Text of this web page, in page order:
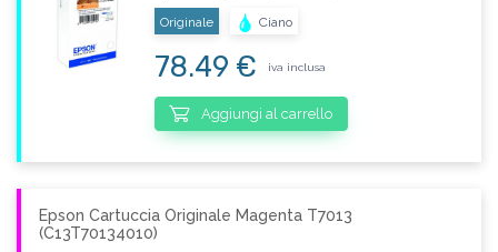
Originale Ciano
78.49 € iva inclusa
Aggiungi al carrello
Epson Cartuccia Originale Magenta T7013
(C13T70134010)